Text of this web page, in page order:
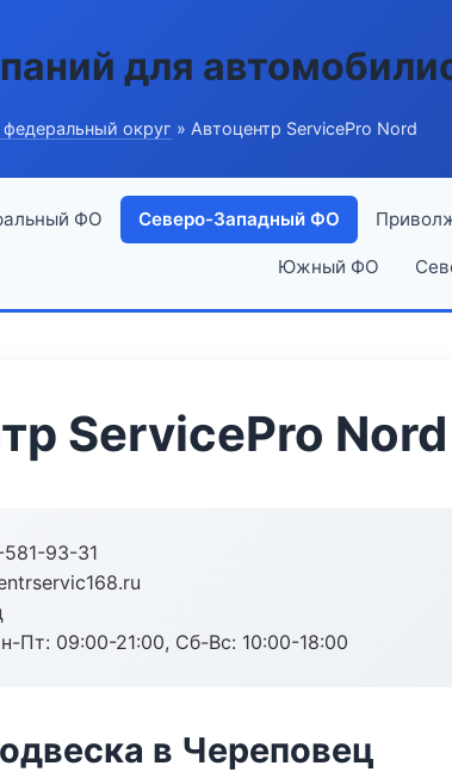
для
округ » Автоцентр ServicePro Nord
ФО Северо-Западный ФО
Южный ФО
ServicePro Nord
93-31
Пт: 09:00-21:00, Сб-Вс: 10:00-18:00
в Череповец